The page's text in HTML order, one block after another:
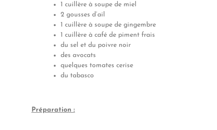
1 cuillère à soupe de miel
2 gousses d’ail
1 cuillère à soupe de gingembre
1 cuillère à café de piment frais
du sel et du poivre noir
des avocats
quelques tomates cerise
du tabasco
Préparation :